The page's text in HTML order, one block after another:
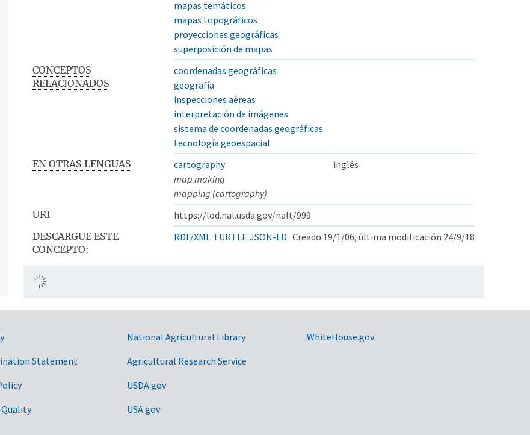
mapas temáticos
mapas topográficos
proyecciones geográficas
superposición de mapas
CONCEPTOS
RELACIONADOS
coordenadas geográficas
geografía
inspecciones aéreas
interpretación de imágenes
sistema de coordenadas geográficas
tecnología geoespacial
EN OTRAS LENGUAS
cartography
inglés
map making
mapping (cartography)
URI
https://lod.nal.usda.gov/nalt/999
DESCARGUE ESTE
CONCEPTO:
RDF/XML TURTLE JSON-LD Creado 19/1/06, última modificación 24/9/18
Statement
National Agricultural Library
Agricultural Research Service
USDA.gov
USA.gov
WhiteHouse.gov